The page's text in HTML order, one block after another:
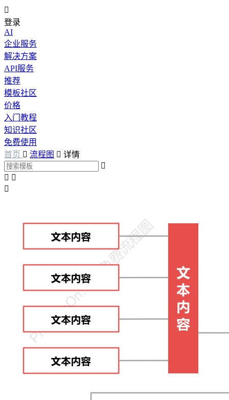

登录
AI
企业服务
解决方案
API服务
推荐
模板社区
价格
入门教程
知识社区
免费使用
首页  流程图  详情

 
